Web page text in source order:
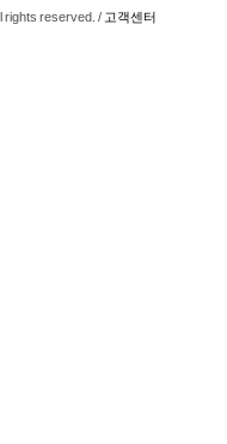
rights reserved. / 고객센터